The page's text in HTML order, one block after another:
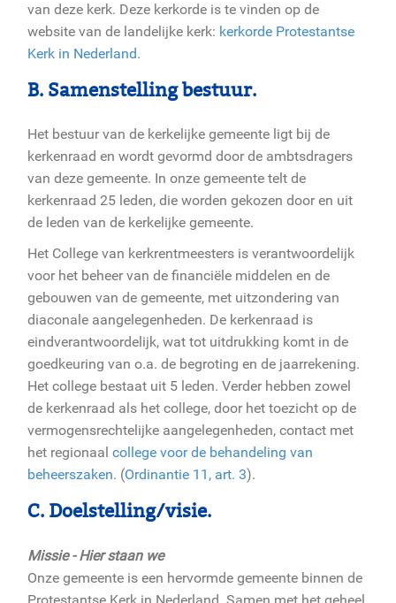
van deze kerk. Deze kerkorde is te vinden op de
website van de landelijke kerk: kerkorde Protestantse
Kerk in Nederland.
B. Samenstelling bestuur.
Het bestuur van de kerkelijke gemeente ligt bij de
kerkenraad en wordt gevormd door de ambtsdragers
van deze gemeente. In onze gemeente telt de
kerkenraad 25 leden, die worden gekozen door en uit
de leden van de kerkelijke gemeente.
Het College van kerkrentmeesters is verantwoordelijk
voor het beheer van de financiële middelen en de
gebouwen van de gemeente, met uitzondering van
diaconale aangelegenheden. De kerkenraad is
eindverantwoordelijk, wat tot uitdrukking komt in de
goedkeuring van o.a. de begroting en de jaarrekening.
Het college bestaat uit 5 leden. Verder hebben zowel
de kerkenraad als het college, door het toezicht op de
vermogensrechtelijke aangelegenheden, contact met
het regionaal college voor de behandeling van
beheerszaken. (Ordinantie 11, art. 3).
C. Doelstelling/visie.
Missie - Hier staan we
Onze gemeente is een hervormde gemeente binnen de